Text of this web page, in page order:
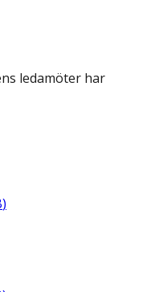
ledamöter har
)